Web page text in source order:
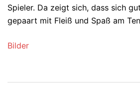
Spieler. Da zeigt sich, dass sich
gepaart mit Fleiß und Spaß am
Bilder